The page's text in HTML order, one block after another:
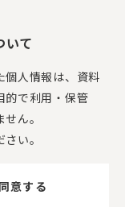
いて
個人情報は、資料
的で利用・保管
ん。
い。
意する